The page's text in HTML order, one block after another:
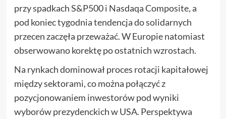
przy spadkach S&P500 i Nasdaqa Composite, a
pod koniec tygodnia tendencja do solidarnych
przecen zaczęła przeważać. W Europie natomiast
obserwowano korektę po ostatnich wzrostach.
Na rynkach dominował proces rotacji kapitałowej
między sektorami, co można połączyć z
pozycjonowaniem inwestorów pod wyniki
wyborów prezydenckich w USA. Perspektywa